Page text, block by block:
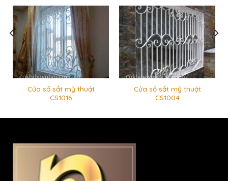
Cửa sổ sắt mỹ thuật
CS1016
Cửa sổ sắt mỹ thuật
CS1004